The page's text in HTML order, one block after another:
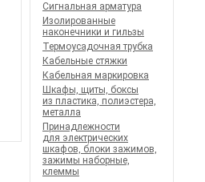
Сигнальная арматура
Изолированные
наконечники и гильзы
Термоусадочная трубка
Кабельные стяжки
Кабельная маркировка
Шкафы, щиты, боксы
из пластика, полиэстера,
металла
Принадлежности
для электрических
шкафов, блоки зажимов,
зажимы наборные,
клеммы